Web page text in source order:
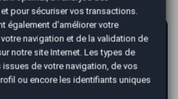
la vente de votre
meilleur prix !
immatriculation*
pour sécuriser vos transactions.
également d'améliorer votre
navigation et de la validation de
notre site Internet. Les types de
de votre navigation, de vos
ou encore les identifiants uniques